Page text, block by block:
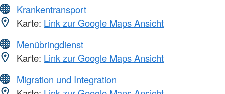
Krankentransport
Karte: Link zur Google Maps Ansicht
Menübringdienst
Karte: Link zur Google Maps Ansicht
Migration und Integration